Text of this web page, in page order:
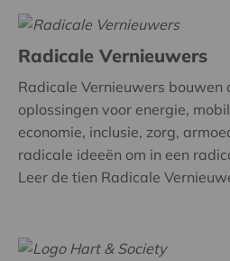
Radicale Vernieuwers
Radicale Vernieuwers bouwen
oplossingen voor energie,
economie, inclusie, zorg,
radicale ideeën om in een
Leer de tien Radicale